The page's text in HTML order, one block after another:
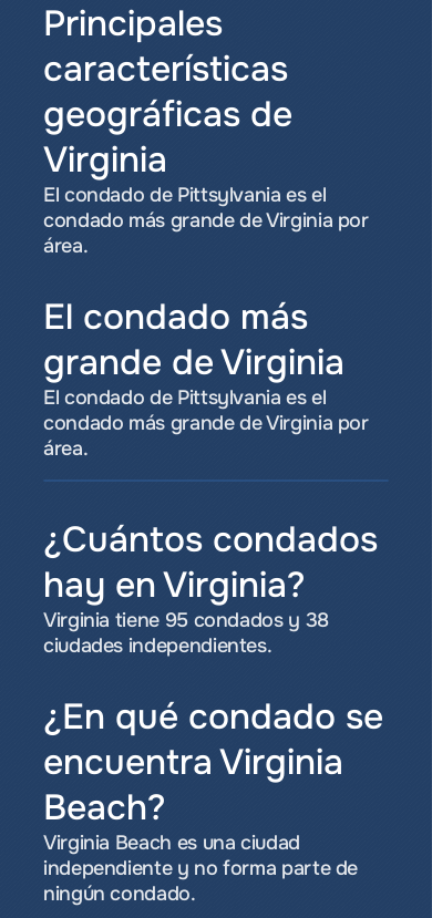
Principales
características
geográficas de
Virginia
El condado de Pittsylvania es el
condado más grande de Virginia por
área.
El condado más
grande de Virginia
El condado de Pittsylvania es el
condado más grande de Virginia por
área.
¿Cuántos condados
hay en Virginia?
Virginia tiene 95 condados y 38
ciudades independientes.
¿En qué condado se
encuentra Virginia
Beach?
Virginia Beach es una ciudad
independiente y no forma parte de
ningún condado.